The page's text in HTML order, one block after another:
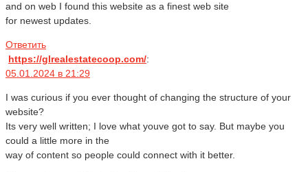
and on web I found this website as a finest web site
for newest updates.
Ответить
https://glrealestatecoop.com/:
05.01.2024 в 21:29
I was curious if you ever thought of changing the structure of your
website?
Its very well written; I love what youve got to say. But maybe you
could a little more in the
way of content so people could connect with it better.